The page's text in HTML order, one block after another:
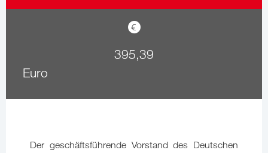
395,39
Euro
Der geschäftsführende Vorstand des Deutschen